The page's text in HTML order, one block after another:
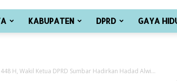
KABUPATEN DPRD GAYA
H, Wakil Ketua DPRD Sumbar Hadirkan Hadad Alwi...